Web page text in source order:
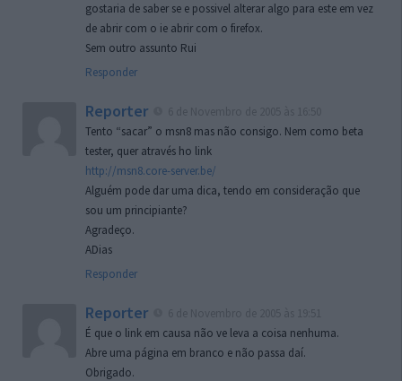
gostaria de saber se e possivel alterar algo para este em vez
de abrir com o ie abrir com o firefox.
Sem outro assunto Rui
Responder
Reporter
Tento “sacar” o msn8 mas não consigo. Nem como beta
tester, quer através ho link
http://msn8.core-server.be/
Alguém pode dar uma dica, tendo em consideração que
sou um principiante?
Agradeço.
ADias
Responder
Reporter
É que o link em causa não ve leva a coisa nenhuma.
Abre uma página em branco e não passa daí.
Obrigado.